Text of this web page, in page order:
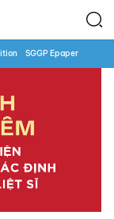
SGGP Epaper